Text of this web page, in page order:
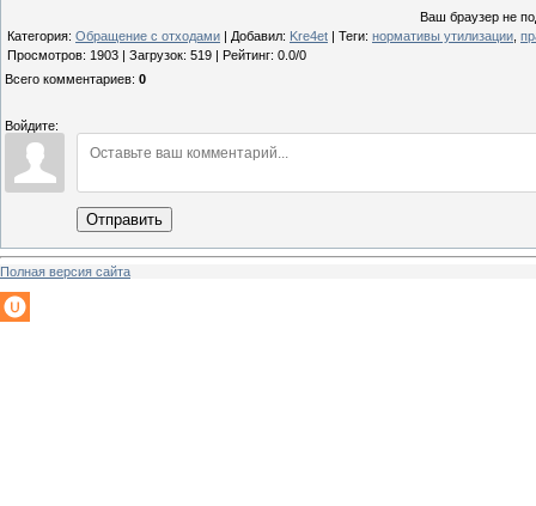
Ваш браузер не
Категория: Обращение с отходами Добавил: Kre4et Теги: нормативы утилизации
Просмотров: 1903 Загрузок: 519 Рейтинг: 0.0/0
Всего комментариев: 0
Войдите:
Отправить
Полная версия сайта